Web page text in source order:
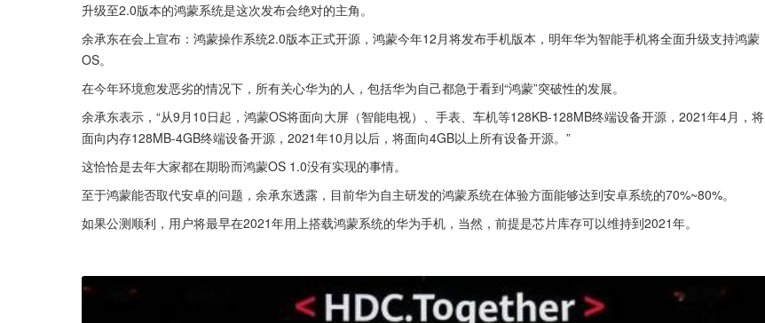
升级至2.0版本的鸿蒙系统是这次发布会绝对的主角。
余承东在会上宣布：鸿蒙操作系统2.0版本正式开源，鸿蒙今年12月将发布手机版本，明年华为智能手机将全面升级支持鸿蒙
OS。
在今年环境愈发恶劣的情况下，所有关心华为的人，包括华为自己都急于看到“鸿蒙”突破性的发展。
余承东表示，“从9月10日起，鸿蒙OS将面向大屏（智能电视）、手表、车机等128KB-128MB终端设备开源，2021年4月，将
面向内存128MB-4GB终端设备开源，2021年10月以后，将面向4GB以上所有设备开源。”
这恰恰是去年大家都在期盼而鸿蒙OS 1.0没有实现的事情。
至于鸿蒙能否取代安卓的问题，余承东透露，目前华为自主研发的鸿蒙系统在体验方面能够达到安卓系统的70%~80%。
如果公测顺利，用户将最早在2021年用上搭载鸿蒙系统的华为手机，当然，前提是芯片库存可以维持到2021年。